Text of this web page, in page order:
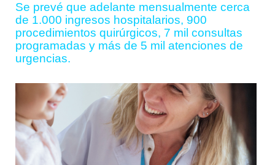
Se prevé que adelante mensualmente cerca
de 1.000 ingresos hospitalarios, 900
procedimientos quirúrgicos, 7 mil consultas
programadas y más de 5 mil atenciones de
urgencias.